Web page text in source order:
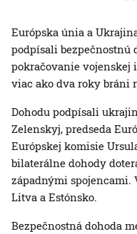
Európska únia a
podpísali bezpečnostnú
pokračovanie vojenskej
viac ako dva roky bráni
Dohodu podpísali
Zelenskyj, predseda
Európskej komisie
bilaterálne dohody
západnými
Litva a Estónsko.
Bezpečnostná dohoda